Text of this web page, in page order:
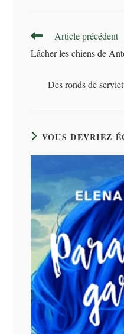
Read
articles
Article précédent
Lâcher les chiens de
Des ronds de
VOUS DEVRIEZ